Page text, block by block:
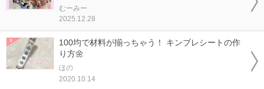
むーみー
2025.12.28
100均で材料が揃っちゃう！ キンブレシートの作
り方🌼
ほの
2020.10.14